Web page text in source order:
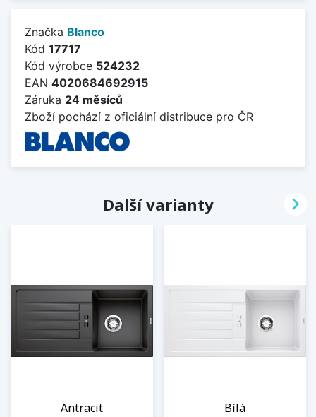
Značka Blanco
Kód 17717
Kód výrobce 524232
EAN 4020684692915
Záruka 24 měsíců
Zboží pochází z oficiální distribuce pro ČR
Další varianty
Antracit Bílá
